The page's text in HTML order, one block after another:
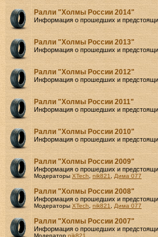
Ралли "Холмы России 2014"
Информация о прошедших и
Ралли "Холмы России 2013"
Информация о прошедших и
Ралли "Холмы России 2012"
Информация о прошедших и
Ралли "Холмы России 2011"
Информация о прошедших и
Ралли "Холмы России 2010"
Информация о прошедших и
Ралли "Холмы России 2009"
Информация о прошедших и
Модераторы XTech nik821 Дима 077
Ралли "Холмы России 2008"
Информация о прошедших и
Модераторы XTech nik821 Дима 077
Ралли "Холмы России 2007"
Информация о прошедших и
Модератор nik821